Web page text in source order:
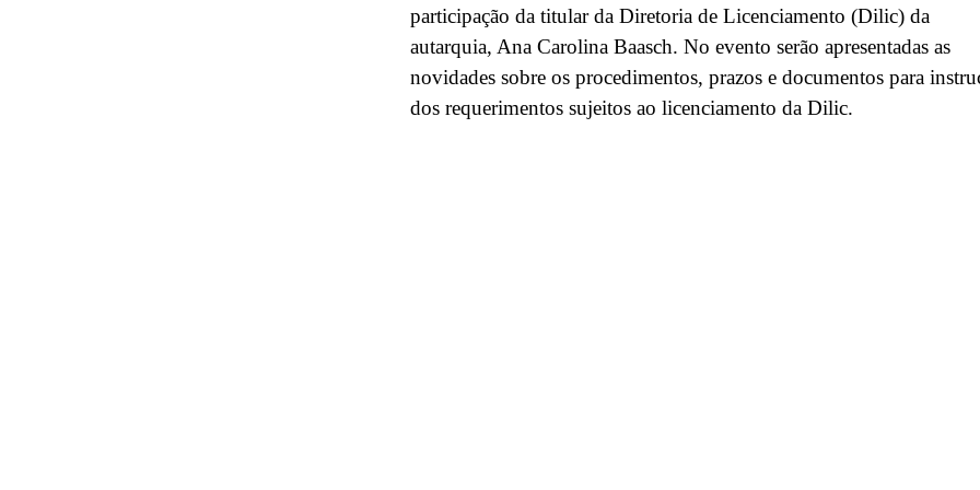
participação da titular da Diretoria de Licenciamento (Dilic) da
autarquia, Ana Carolina Baasch. No evento serão apresentadas as
novidades sobre os procedimentos, prazos e documentos para
dos requerimentos sujeitos ao licenciamento da Dilic.